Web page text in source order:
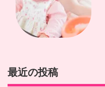
最近の投稿